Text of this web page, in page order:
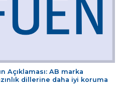
Açıklaması: AB marka
dillerine daha iyi koruma